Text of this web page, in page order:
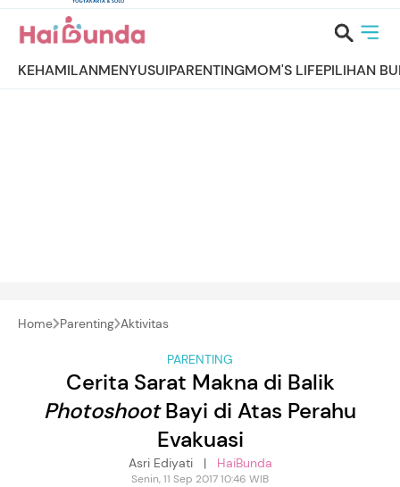
KEHAMILANMENYUSUIPARENTINGMOM'S LIFEPILIHAN
Home Parenting Aktivitas
PARENTING
Cerita Sarat Makna di Balik
PhotoshootBayi di Atas Perahu
Evakuasi
Asri Ediyati | HaiBunda
Senin, 11 Sep 2017 10:46 WIB